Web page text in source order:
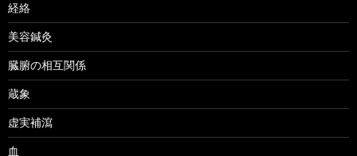
経絡
美容鍼灸
臓腑の相互関係
蔵象
虚実補瀉
血